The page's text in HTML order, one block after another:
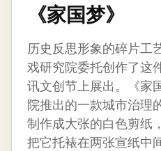
《家国梦》
历史反思形象的碎片工
戏研究院委托创作了这
讯文创节上展出。《家
院推出的一款城市治理
制作成大张的白色剪纸
把它托裱在两张宣纸中